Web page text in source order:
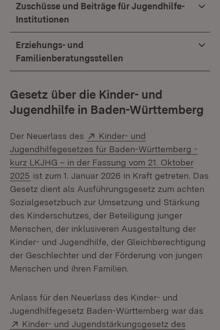
Zuschüsse und Beiträge für Jugendhilfe-
Institutionen
Erziehungs- und
Familienberatungsstellen
Gesetz über die Kinder- und
Jugendhilfe in Baden-Württemberg
Der Neuerlass des Extern:
Kinder- und
Jugendhilfegesetzes für Baden-Württemberg -
kurz LKJHG – in der Fassung vom 21. Oktober
2025 (Öffnet in neuem Fenster)
ist zum 1. Januar 2026 in Kraft getreten. Das
Gesetz dient als Ausführungsgesetz zum achten
Sozialgesetzbuch zur Umsetzung und Stärkung
des Kinderschutzes, der Beteiligung junger
Menschen, der inklusiveren Ausgestaltung der
Kinder- und Jugendhilfe, der Gleichberechtigung
der Geschlechter und der Förderung von jungen
Menschen und ihren Familien.
Anlass für den Neuerlass des Kinder- und
Jugendhilfegesetz Baden-Württemberg war das
Extern:
Kinder- und Jugendstärkungsgesetz des